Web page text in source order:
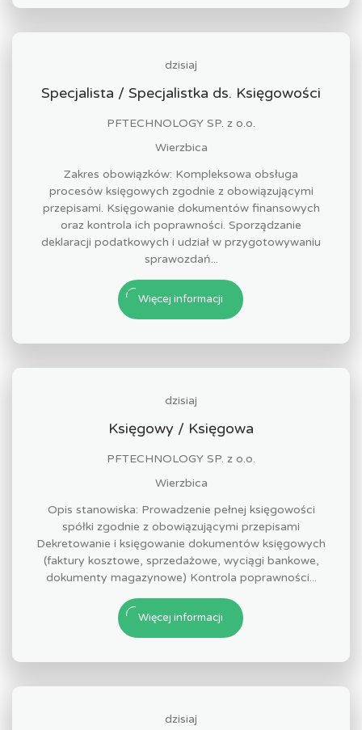
dzisiaj
Specjalista / Specjalistka ds. Księgowości
PFTECHNOLOGY SP. z o.o.
Wierzbica
Zakres obowiązków: Kompleksowa obsługa
procesów księgowych zgodnie z obowiązującymi
przepisami. Księgowanie dokumentów finansowych
oraz kontrola ich poprawności. Sporządzanie
deklaracji podatkowych i udział w przygotowywaniu
sprawozdań...
Więcej informacji
dzisiaj
Księgowy / Księgowa
PFTECHNOLOGY SP. z o.o.
Wierzbica
Opis stanowiska: Prowadzenie pełnej księgowości
spółki zgodnie z obowiązującymi przepisami
Dekretowanie i księgowanie dokumentów księgowych
(faktury kosztowe, sprzedażowe, wyciągi bankowe,
dokumenty magazynowe) Kontrola poprawności...
Więcej informacji
dzisiaj